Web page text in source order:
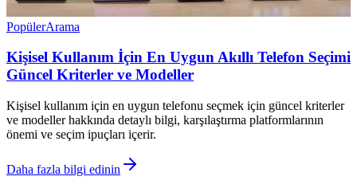
PopülerArama
Kişisel Kullanım İçin En Uygun Akıllı Telefon Seçimi
Güncel Kriterler ve Modeller
Kişisel kullanım için en uygun telefonu seçmek için güncel kriterler
ve modeller hakkında detaylı bilgi, karşılaştırma platformlarının
önemi ve seçim ipuçları içerir.
Daha fazla bilgi edinin